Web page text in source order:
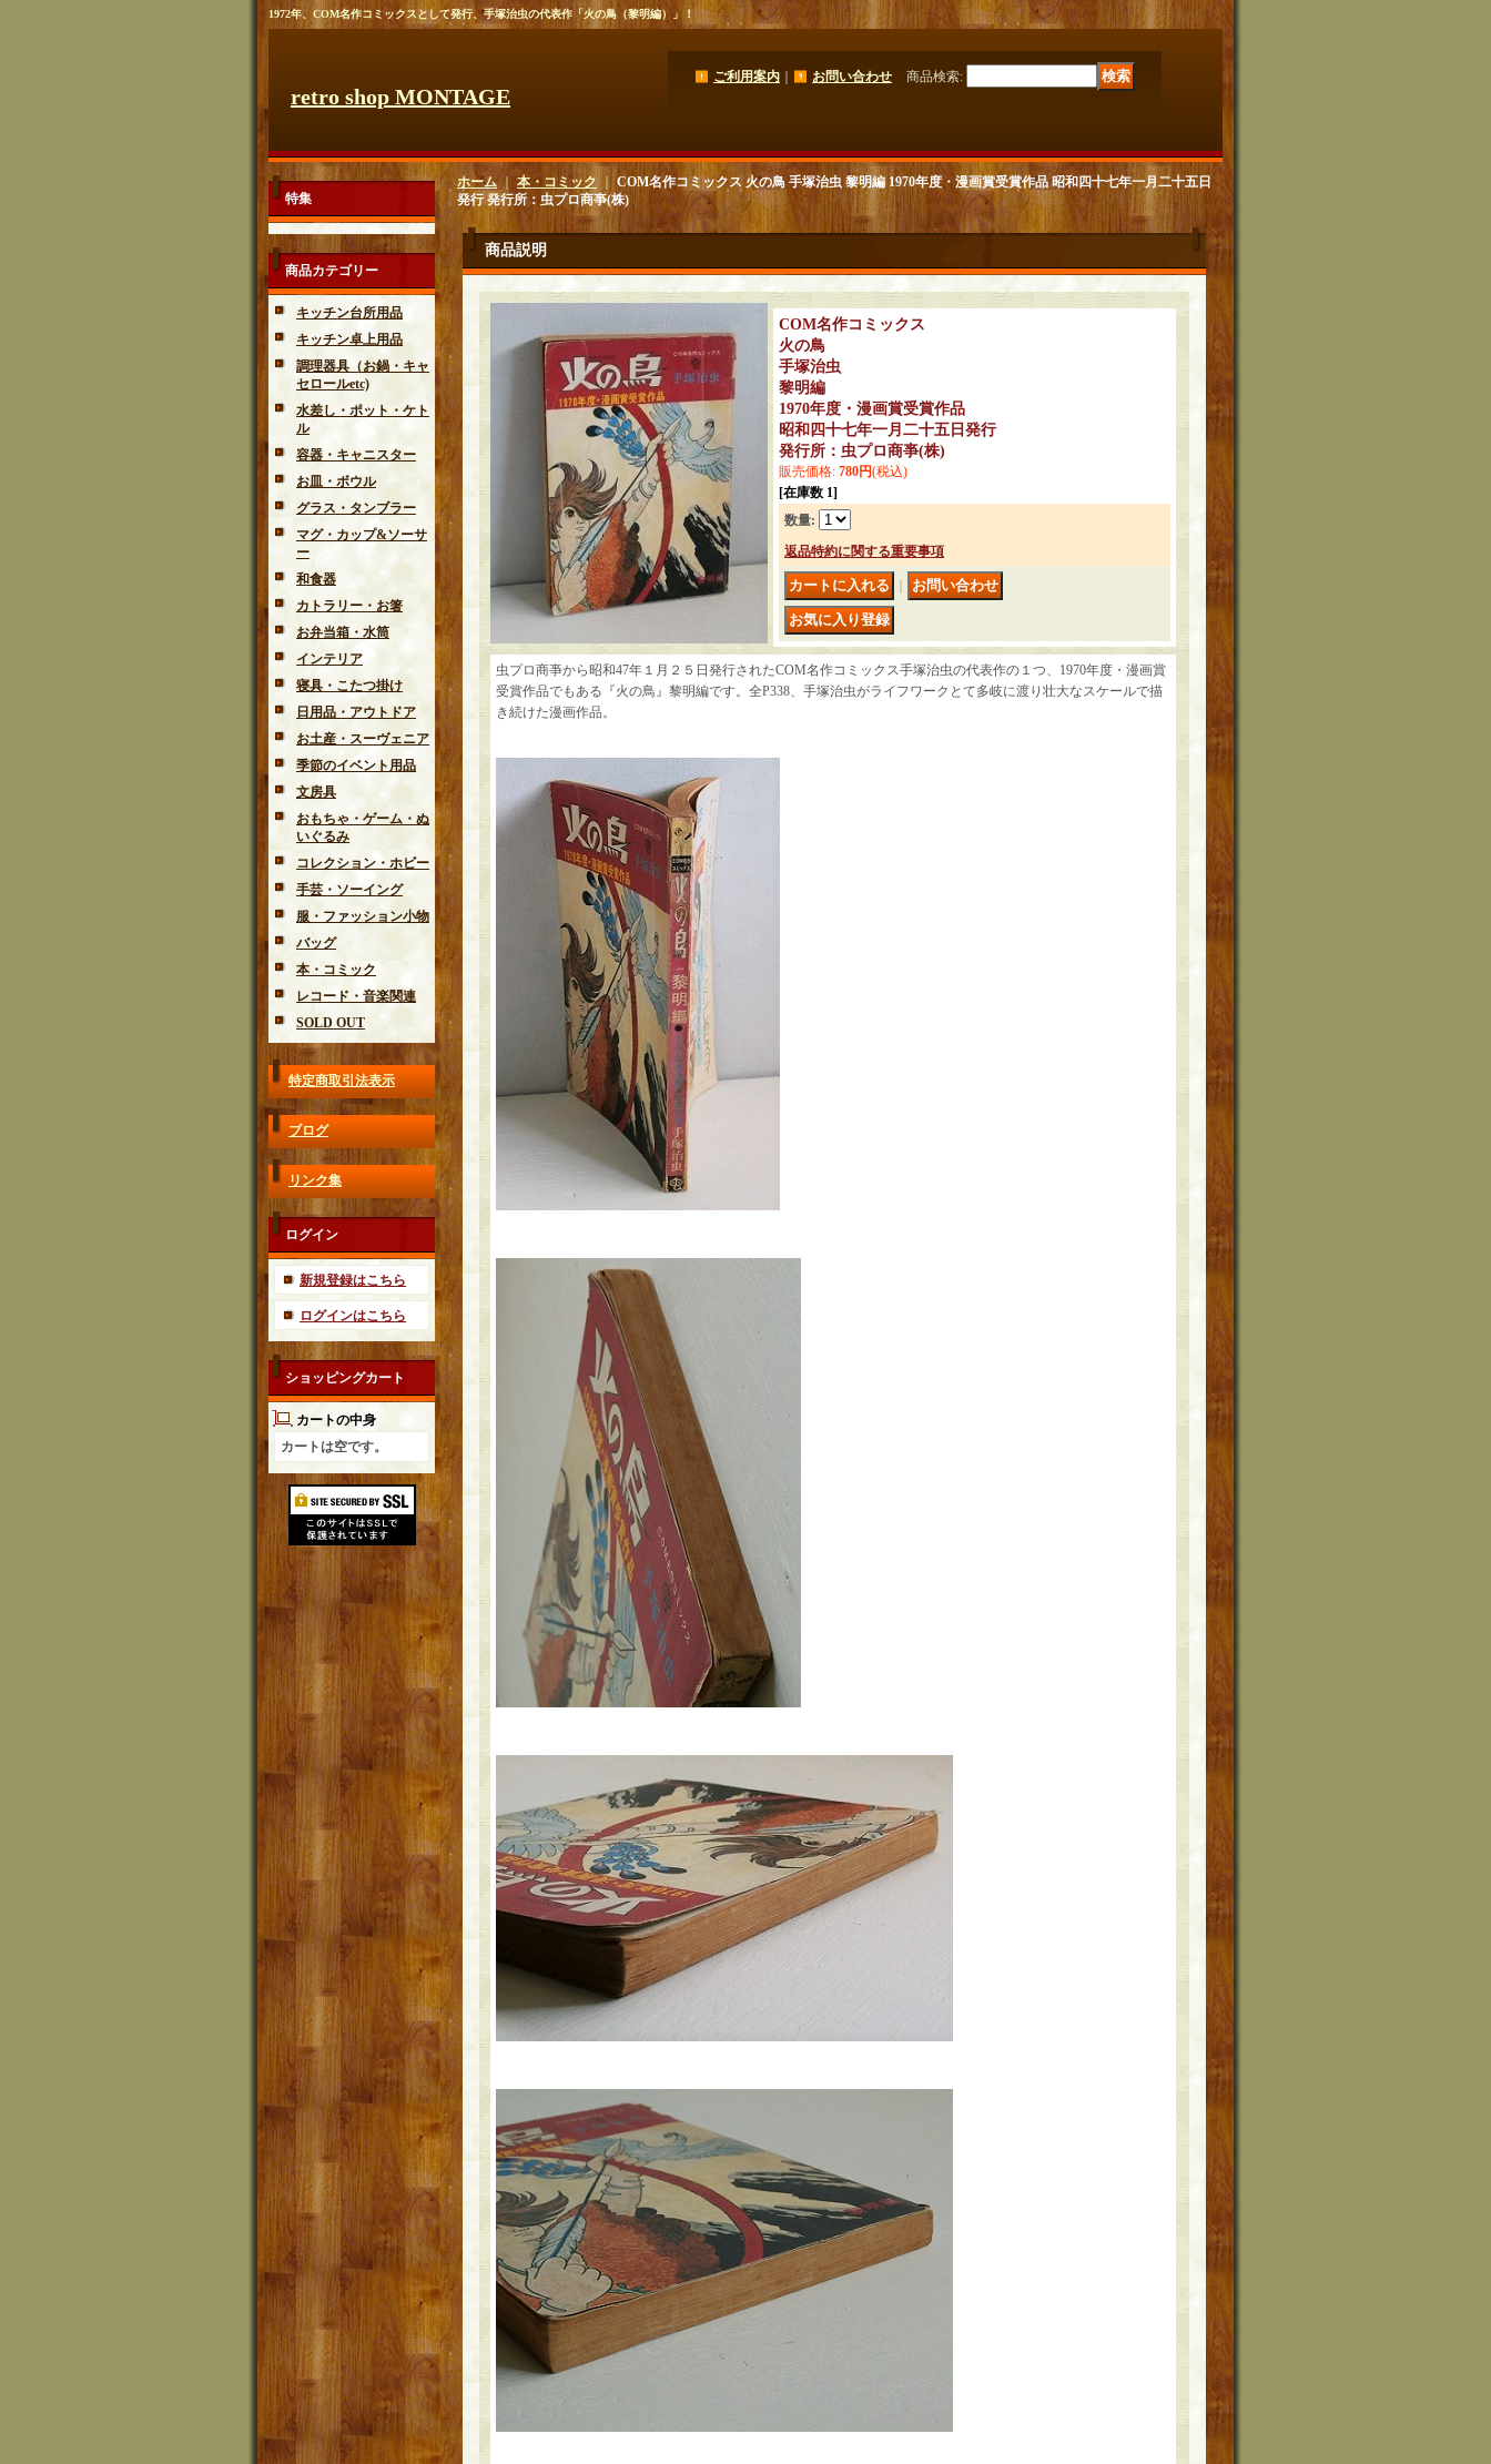
1972年、COM名作コミックスとして発行、手塚治虫の代表作「火の鳥（黎明編）」！
retro shop MONTAGE
ご利用案内 お問い合わせ 商品検索:
特集
商品カテゴリー
キッチン台所用品
キッチン卓上用品
調理器具（お鍋・キャ
セロールetc)
水差し・ポット・ケト
ル
容器・キャニスター
お皿・ボウル
グラス・タンブラー
マグ・カップ&ソーサ
ー
和食器
カトラリー・お箸
お弁当箱・水筒
インテリア
寝具・こたつ掛け
日用品・アウトドア
お土産・スーヴェニア
季節のイベント用品
文房具
おもちゃ・ゲーム・ぬ
いぐるみ
コレクション・ホビー
手芸・ソーイング
服・ファッション小物
バッグ
本・コミック
レコード・音楽関連
SOLD OUT
特定商取引法表示
ブログ
リンク集
ログイン
新規登録はこちら
ログインはこちら
ショッピングカート
カートの中身
カートは空です。
ホーム｜ 本・コミック ｜ COM名作コミックス 火の鳥 手塚治虫 黎明編 1970年度・漫画賞受賞作品 昭和四十七年一月二十五日
発行 発行所：虫プロ商亊(株)
商品説明
COM名作コミックス
火の鳥
手塚治虫
黎明編
1970年度・漫画賞受賞作品
昭和四十七年一月二十五日発行
発行所：虫プロ商亊(株)
販売価格: 780円(税込)
[在庫数 1]
数量:
返品特約に関する重要事項
虫プロ商亊から昭和47年１月２５日発行されたCOM名作コミックス手塚治虫の代表作の１つ、1970年度・漫画賞
受賞作品でもある『火の鳥』黎明編です。全P338、手塚治虫がライフワークとて多岐に渡り壮大なスケールで描
き続けた漫画作品。